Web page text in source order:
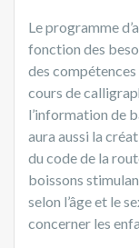
Le programme
fonction des
des
cours de
l’information de
aura aussi la
du code de la
boissons
selon l’âge et le
concerner les